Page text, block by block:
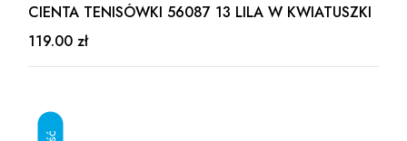
CIENTA TENISÓWKI 56087 13 LILA W KWIATUSZKI
119.00 zł